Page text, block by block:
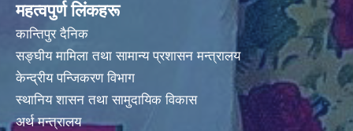
महत्वपुर्ण लिंकहरू
कान्तिपुर दैनिक
सङ्घीय मामिला तथा सामान्य प्रशासन मन्त्रालय
केन्द्रीय पन्जिकरण विभाग
स्थानिय शासन तथा सामुदायिक विकास
अर्थ मन्त्रालय